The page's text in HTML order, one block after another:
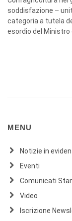
soddisfazione –
categoria a tutela
esordio del Ministro
MENU
Notizie in
Eventi
Comunicati
Video
Iscrizione